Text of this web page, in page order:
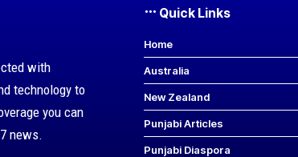
with
technology to
you can
news.
Quick Links
Home
Australia
New Zealand
Punjabi Articles
Punjabi Diaspora